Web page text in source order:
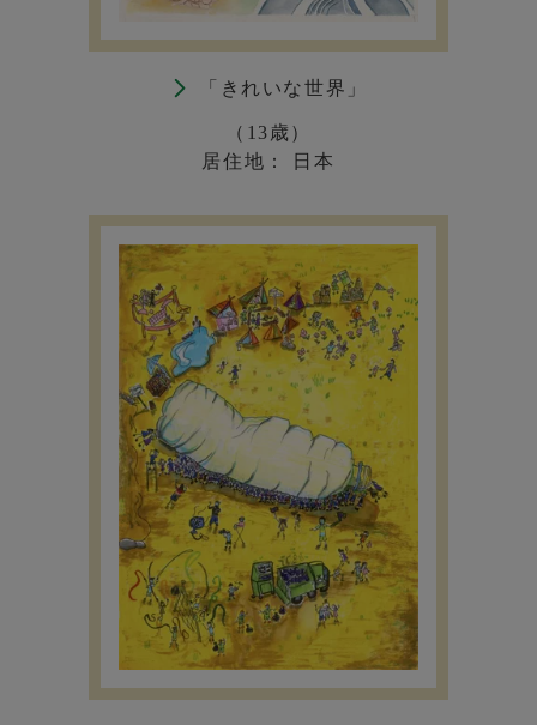
「きれいな世界」
（13歳）
居住地： 日本